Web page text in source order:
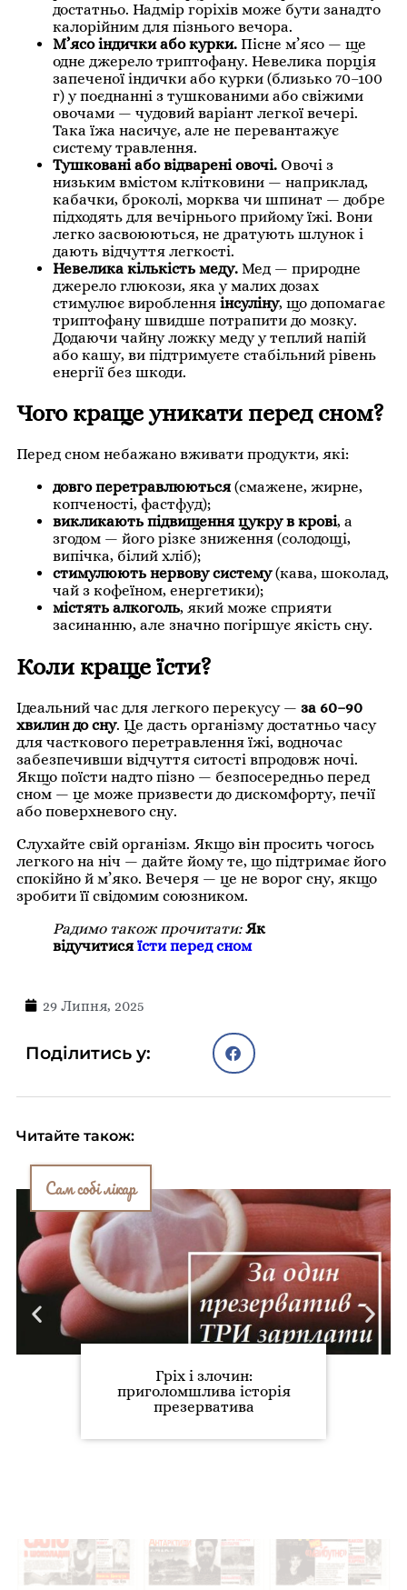
достатньо. Надмір горіхів може бути занадто
калорійним для пізнього вечора.
М’ясо індички або курки. Пісне м’ясо — ще
одне джерело триптофану. Невелика порція
запеченої індички або курки (близько 70–100
г) у поєднанні з тушкованими або свіжими
овочами — чудовий варіант легкої вечері.
Така їжа насичує, але не перевантажує
систему травлення.
Тушковані або відварені овочі. Овочі з
низьким вмістом клітковини — наприклад,
кабачки, броколі, морква чи шпинат — добре
підходять для вечірнього прийому їжі. Вони
легко засвоюються, не дратують шлунок і
дають відчуття легкості.
Невелика кількість меду. Мед — природне
джерело глюкози, яка у малих дозах
стимулює вироблення інсуліну, що допомагає
триптофану швидше потрапити до мозку.
Додаючи чайну ложку меду у теплий напій
або кашу, ви підтримуєте стабільний рівень
енергії без шкоди.
Чого краще уникати перед сном?
Перед сном небажано вживати продукти, які:
довго перетравлюються (смажене, жирне,
копченості, фастфуд);
викликають підвищення цукру в крові, а
згодом — його різке зниження (солодощі,
випічка, білий хліб);
стимулюють нервову систему(кава, шоколад,
чай з кофеїном, енергетики);
містять алкоголь, який може сприяти
засинанню, але значно погіршує якість сну.
Коли краще їсти?
Ідеальний час для легкого перекусу — за 60–90
хвилин до сну. Це дасть організму достатньо часу
для часткового перетравлення їжі, водночас
забезпечивши відчуття ситості впродовж ночі.
Якщо поїсти надто пізно — безпосередньо перед
сном — це може призвести до дискомфорту, печії
або поверхневого сну.
Слухайте свій організм. Якщо він просить чогось
легкого на ніч — дайте йому те, що підтримає його
спокійно й м’яко. Вечеря — це не ворог сну, якщо
зробити її свідомим союзником.
Радимо також прочитати: Як
відучитися їсти перед сном
29 Липня, 2025
Поділитись у:
Читайте також:
Сам собі лікар
Гріх і злочин:
приголомшлива історія
презерватива